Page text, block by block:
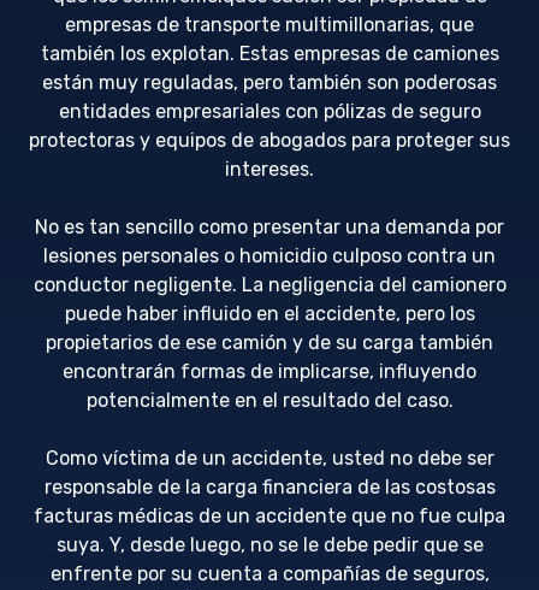
empresas de transporte multimillonarias, que
también los explotan. Estas empresas de camiones
están muy reguladas, pero también son poderosas
entidades empresariales con pólizas de seguro
protectoras y equipos de abogados para proteger sus
intereses.
No es tan sencillo como presentar una demanda por
lesiones personales o homicidio culposo contra un
conductor negligente. La negligencia del camionero
puede haber influido en el accidente, pero los
propietarios de ese camión y de su carga también
encontrarán formas de implicarse, influyendo
potencialmente en el resultado del caso.
Como víctima de un accidente, usted no debe ser
responsable de la carga financiera de las costosas
facturas médicas de un accidente que no fue culpa
suya. Y, desde luego, no se le debe pedir que se
enfrente por su cuenta a compañías de seguros,